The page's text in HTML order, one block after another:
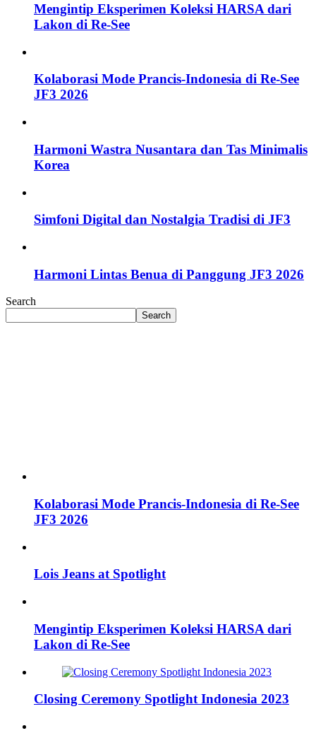
Mengintip Eksperimen Koleksi HARSA dari
Lakon di Re-See
Kolaborasi Mode Prancis-Indonesia di Re-See
JF3 2026
Harmoni Wastra Nusantara dan Tas Minimalis
Korea
Simfoni Digital dan Nostalgia Tradisi di JF3
Harmoni Lintas Benua di Panggung JF3 2026
Search
Search
Kolaborasi Mode Prancis-Indonesia di Re-See
JF3 2026
Lois Jeans at Spotlight
Mengintip Eksperimen Koleksi HARSA dari
Lakon di Re-See
Closing Ceremony Spotlight Indonesia 2023